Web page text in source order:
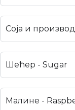
Соја и
Шећер - Sugar
Малине -